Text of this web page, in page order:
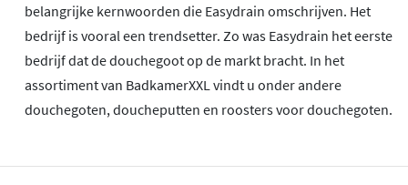
belangrijke kernwoorden die Easydrain omschrijven. Het
bedrijf is vooral een trendsetter. Zo was Easydrain het eerste
bedrijf dat de douchegoot op de markt bracht. In het
assortiment van BadkamerXXL vindt u onder andere
douchegoten, doucheputten en roosters voor douchegoten.